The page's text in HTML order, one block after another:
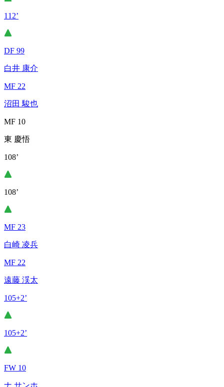
112’
DF 99
白井 康介
MF 22
沼田 駿也
MF 10
東 慶悟
108’
108’
MF 23
白崎 凌兵
MF 22
遠藤 渓太
105+2’
105+2’
FW 10